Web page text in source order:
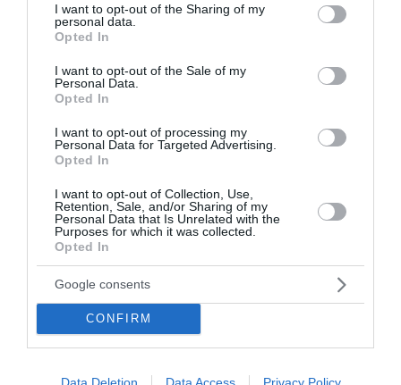
not limited to your visit or usage behaviour. You may click to
grant or deny consent to Google and its third-party tags to
use your data for below specified purposes in below Google
consent section.
I want to opt-out of the Sharing of my
personal data.
Opted In
I want to opt-out of the Sale of my
Personal Data.
Opted In
I want to opt-out of processing my
Personal Data for Targeted Advertising.
Opted In
I want to opt-out of Collection, Use,
Retention, Sale, and/or Sharing of my
Personal Data that Is Unrelated with the
Purposes for which it was collected.
Opted In
Google consents
CONFIRM
Data Deletion Data Access Privacy Policy
Ελαφονήσι: Συνελήφθη για 7η φορά
παρκαδόρος που «ψάρευε» πελάτες –
Αστυνομικοί παρίσταναν τους τουρίστες
Αστυνομικοί συνέλαβαν για έβδομη φορά στο Ελαφονήσι
παρκαδόρο για παράνομο "ψάρεμα" πελατών. Μαζί του
συνελήφθη και ο ιδιοκτήτης του πάρκινγκ. Ο
09 Αυγούστου 2026